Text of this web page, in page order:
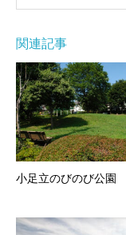
関連記事
小足立のびのび公園